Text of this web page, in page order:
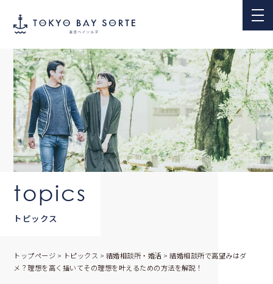
topics
トピックス
トップページ > トピックス > 結婚相談所・婚活 >結婚相談所で高望みはダ
メ？理想を高く描いてその理想を叶えるための方法を解説！